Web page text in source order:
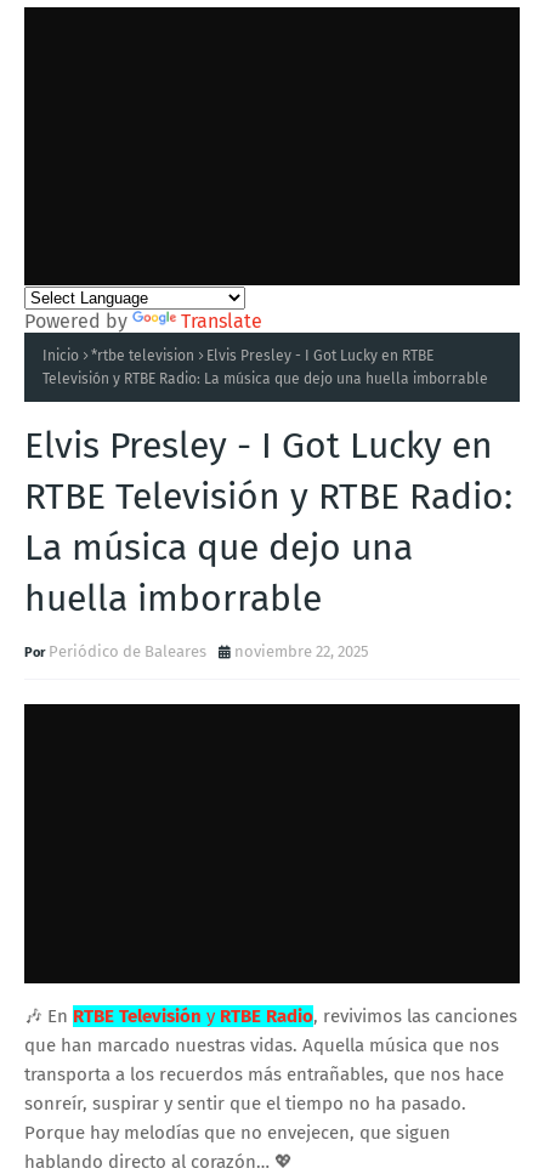
Powered by Translate
Inicio *rtbe television
Elvis Presley - I Got Lucky en RTBE
Televisión y RTBE Radio: La música que dejo una huella imborrable
Elvis Presley - I Got Lucky en
RTBE Televisión y RTBE Radio:
La música que dejo una
huella imborrable
Periódico de Baleares noviembre 22, 2025
🎶 En RTBE Televisión y RTBE Radio, revivimos las canciones
que han marcado nuestras vidas. Aquella música que nos
transporta a los recuerdos más entrañables, que nos hace
sonreír, suspirar y sentir que el tiempo no ha pasado.
Porque hay melodías que no envejecen, que siguen
hablando directo al corazón… 💖